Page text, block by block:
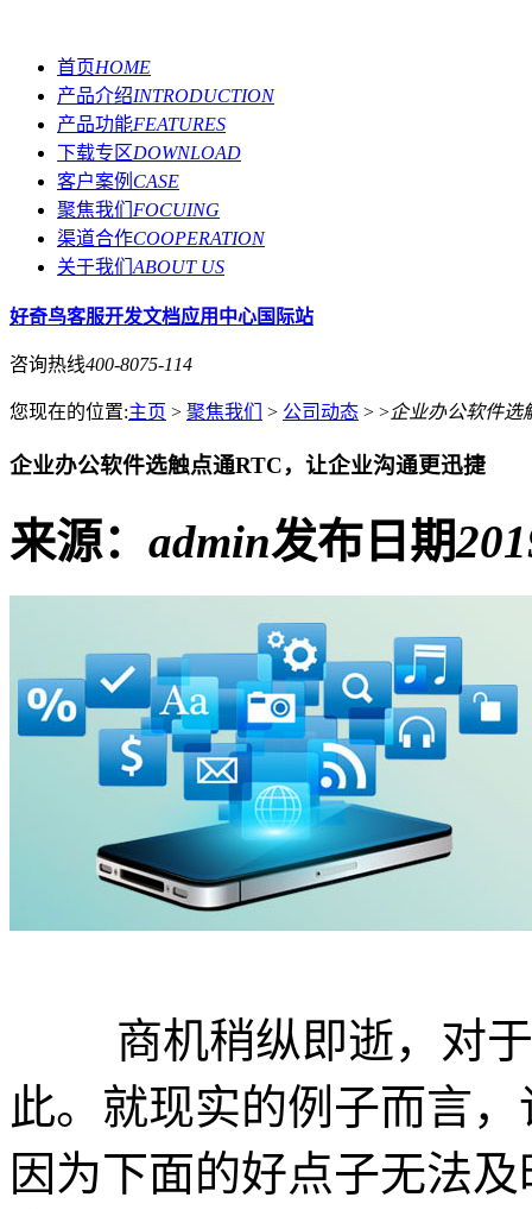
首页HOME
产品介绍INTRODUCTION
产品功能FEATURES
下载专区DOWNLOAD
客户案例 CASE
聚焦我们 FOCUING
渠道合作COOPERATION
关于我们 ABOUT US
好奇鸟客服开发文档应用中心国际站
咨询热线400-8075-114
您现在的位置:主页 > 聚焦我们 > 公司动态 > >企业办公软件选
企业办公软件选触点通RTC，让企业沟通更迅捷
来源： admin发布日期
商机稍纵即逝，对于
此。就现实的例子而言
因为下面的好点子无法